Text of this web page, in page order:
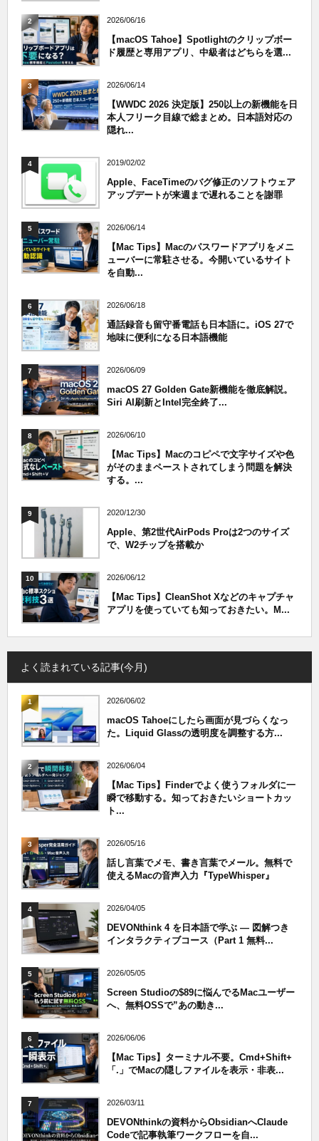
2 2026/06/16
【macOS Tahoe】Spotlightのクリップボー
ド履歴と専用アプリ、中級者はどちらを選...
3 2026/06/14
【WWDC 2026 決定版】250以上の新機能を日
本人フリーク目線で総まとめ。日本語対応の
隠れ...
4 2019/02/02
Apple、FaceTimeのバグ修正のソフトウェア
アップデートが来週まで遅れることを謝罪
5 2026/06/14
【Mac Tips】Macのパスワードアプリをメニ
ューバーに常駐させる。今開いているサイト
を自動...
6 2026/06/18
通話録音も留守番電話も日本語に。iOS 27で
地味に便利になる日本語機能
7 2026/06/09
macOS 27 Golden Gate新機能を徹底解説。
Siri AI刷新とIntel完全終了...
8 2026/06/10
【Mac Tips】Macのコピペで文字サイズや色
がそのままペーストされてしまう問題を解決
する。...
9 2020/12/30
Apple、第2世代AirPods Proは2つのサイズ
で、W2チップを搭載か
10 2026/06/12
【Mac Tips】CleanShot Xなどのキャプチャ
アプリを使っていても知っておきたい。M...
よく読まれている記事(今月)
1 2026/06/02
macOS Tahoeにしたら画面が見づらくなっ
た。Liquid Glassの透明度を調整する方...
2 2026/06/04
【Mac Tips】Finderでよく使うフォルダに一
瞬で移動する。知っておきたいショートカッ
ト...
3 2026/05/16
話し言葉でメモ、書き言葉でメール。無料で
使えるMacの音声入力『TypeWhisper』
4 2026/04/05
DEVONthink 4 を日本語で学ぶ — 図解つき
インタラクティブコース（Part 1 無料...
5 2026/05/05
Screen Studioの$89に悩んでるMacユーザー
へ、無料OSSで”あの動き...
6 2026/06/06
【Mac Tips】ターミナル不要。Cmd+Shift+
「.」でMacの隠しファイルを表示・非表...
7 2026/03/11
DEVONthinkの資料からObsidianへClaude
Codeで記事執筆ワークフローを自...